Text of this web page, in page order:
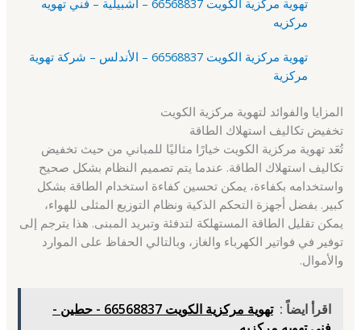
تهوية مركزية الكويت 66568837 – اشبيلية – فني تهويه
مركزيه
تهوية مركزية الكويت 66568837 – الأندلس – شركة تهوية
مركزية
المزايا والفوائد لتهوية مركزية الكويت
تخفيض تكاليف استهلاك الطاقة
تُعَد تهوية مركزية الكويت خيارًا مثاليًا للمباني من حيث تخفيض
تكاليف استهلاك الطاقة. عندما يتم تصميم النظام بشكل صحيح
واستخدامه بكفاءة، يمكن تحسين كفاءة استخدام الطاقة بشكل
كبير. بفضل أجهزة التحكم الذكية ونظام التوزيع المثلى للهواء،
يمكن تقليل الطاقة المستهلكة لتدفئة وتبريد المبنى. هذا يترجم إلى
توفير في فواتير الكهرباء والغاز، وبالتالي الحفاظ على الموارد
والأموال.
اقرأ ايضاً :
تهوية مركزية الكويت 66568837 - حطين -